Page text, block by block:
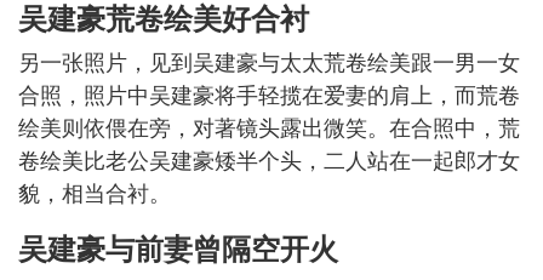
吴建豪荒卷绘美好合衬
另一张照片，见到吴建豪与太太荒卷绘美跟一男一女
合照，照片中吴建豪将手轻揽在爱妻的肩上，而荒卷
绘美则依偎在旁，对著镜头露出微笑。在合照中，荒
卷绘美比老公吴建豪矮半个头，二人站在一起郎才女
貌，相当合衬。
吴建豪与前妻曾隔空开火